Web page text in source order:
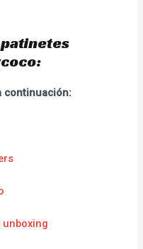
continuación:
unboxing